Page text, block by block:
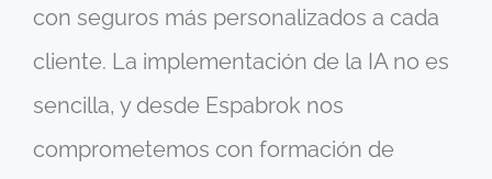
con seguros más personalizados a cada
cliente. La implementación de la IA no es
sencilla, y desde Espabrok nos
comprometemos con formación de